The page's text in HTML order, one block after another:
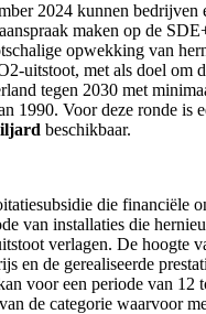
2024 kunnen bedrijven
maken op de
opwekking van
uitstoot, met als doel om
tegen 2030 met
1990. Voor deze ronde is
beschikbaar.
die financiële
van installaties die
verlagen. De hoogte
en de gerealiseerde
voor een periode van 12
de categorie waarvoor